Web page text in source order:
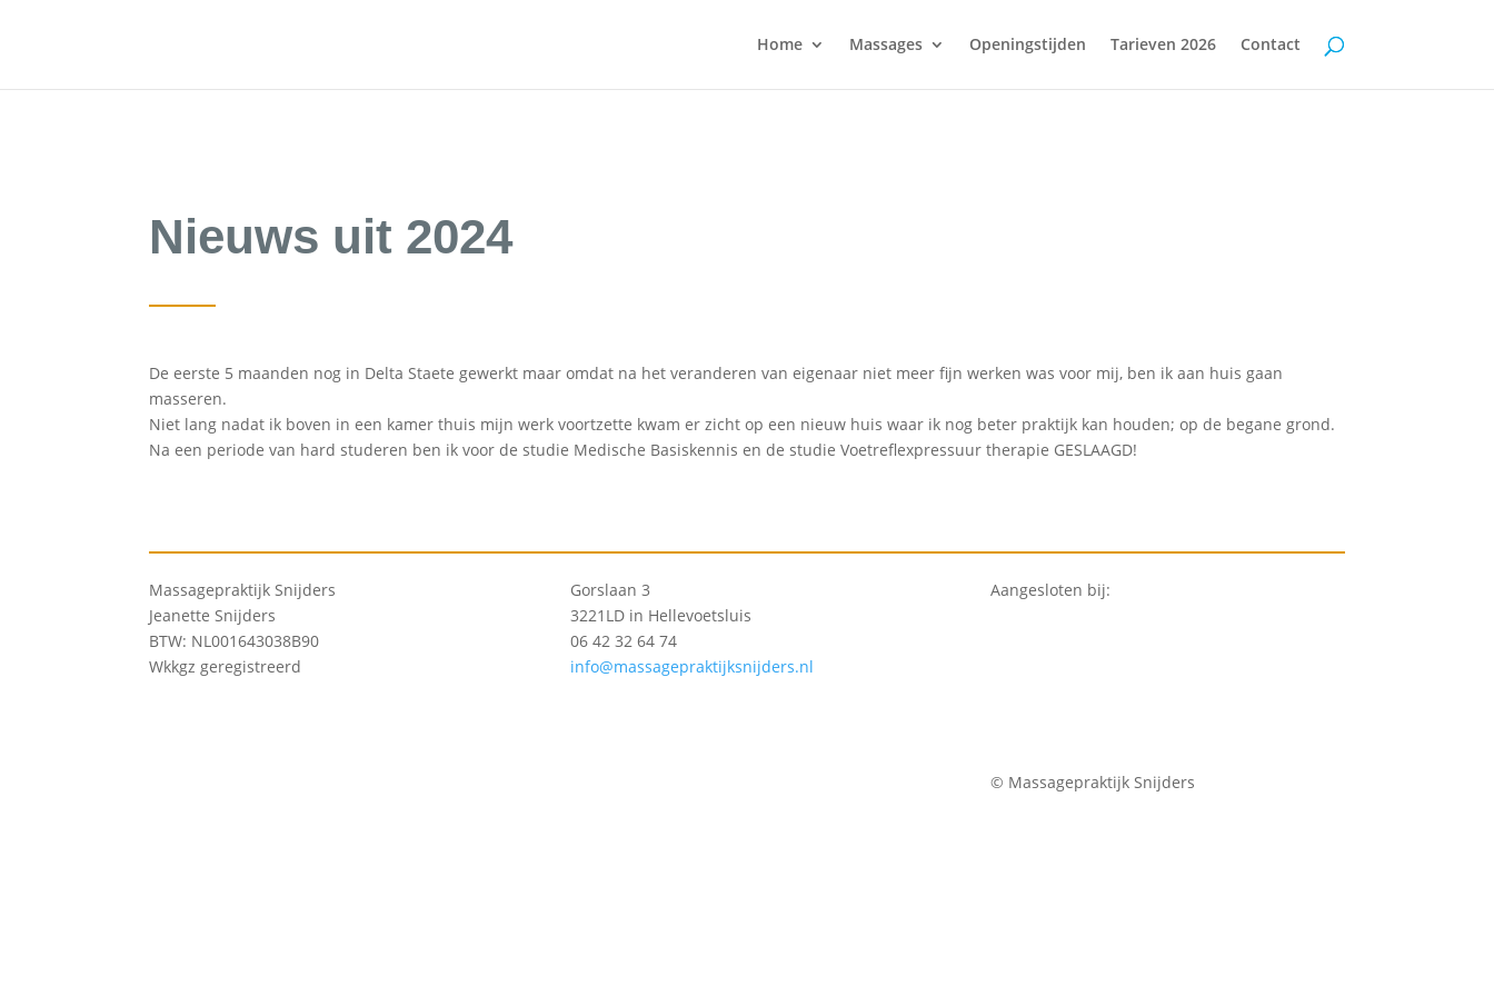
Home Massages Openingstijden Tarieven 2026 Contact
Nieuws uit 2024
De eerste 5 maanden nog in Delta Staete gewerkt maar omdat na het veranderen van eigenaar niet meer fijn werken was voor mij, ben ik aan huis gaan
masseren.
Niet lang nadat ik boven in een kamer thuis mijn werk voortzette kwam er zicht op een nieuw huis waar ik nog beter praktijk kan houden; op de begane grond.
Na een periode van hard studeren ben ik voor de studie Medische Basiskennis en de studie Voetreflexpressuur therapie GESLAAGD!
Massagepraktijk Snijders
Jeanette Snijders
BTW: NL001643038B90
Wkkgz geregistreerd
Gorslaan 3
3221LD in Hellevoetsluis
06 42 32 64 74
info@massagepraktijksnijders.nl
Aangesloten bij:
© Massagepraktijk Snijders